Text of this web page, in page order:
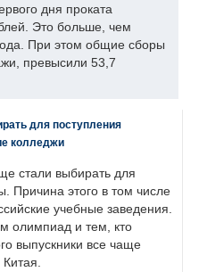
дня проката
Это больше, чем
При этом общие сборы
превысили 53,7
для поступления
колледжи
стали выбирать для
Причина этого в том числе
учебные заведения.
олимпиад и тем, кто
выпускники все чаще